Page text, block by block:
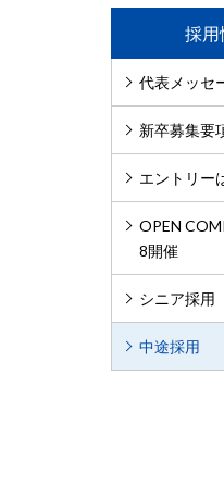
採用
代表メッセ
新卒募集要
エントリー
OPEN
8開催
シニア採用
中途採用